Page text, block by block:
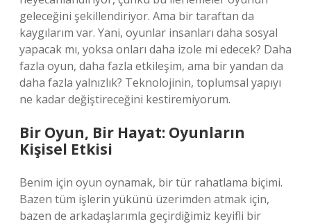
geleceğini şekillendiriyor. Ama bir taraftan da
kaygılarım var. Yani, oyunlar insanları daha sosyal
yapacak mı, yoksa onları daha izole mi edecek? Daha
fazla oyun, daha fazla etkileşim, ama bir yandan da
daha fazla yalnızlık? Teknolojinin, toplumsal yapıyı
ne kadar değiştireceğini kestiremiyorum.
Bir Oyun, Bir Hayat: Oyunların
Kişisel Etkisi
Benim için oyun oynamak, bir tür rahatlama biçimi.
Bazen tüm işlerin yükünü üzerimden atmak için,
bazen de arkadaşlarımla geçirdiğimiz keyifli bir